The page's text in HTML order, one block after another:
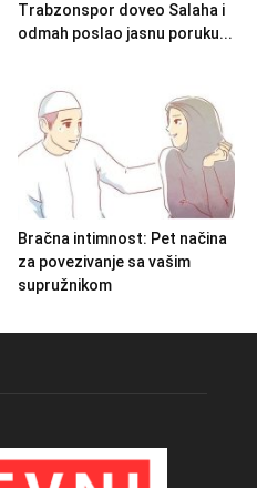
Trabzonspor doveo Salaha i
odmah poslao jasnu poruku...
Bračna intimnost: Pet načina
za povezivanje sa vašim
supružnikom